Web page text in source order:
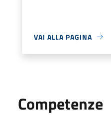
VAI ALLA PAGINA
Competenze